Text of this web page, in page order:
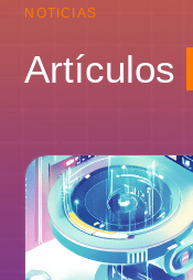
NOTICIAS
Artículos